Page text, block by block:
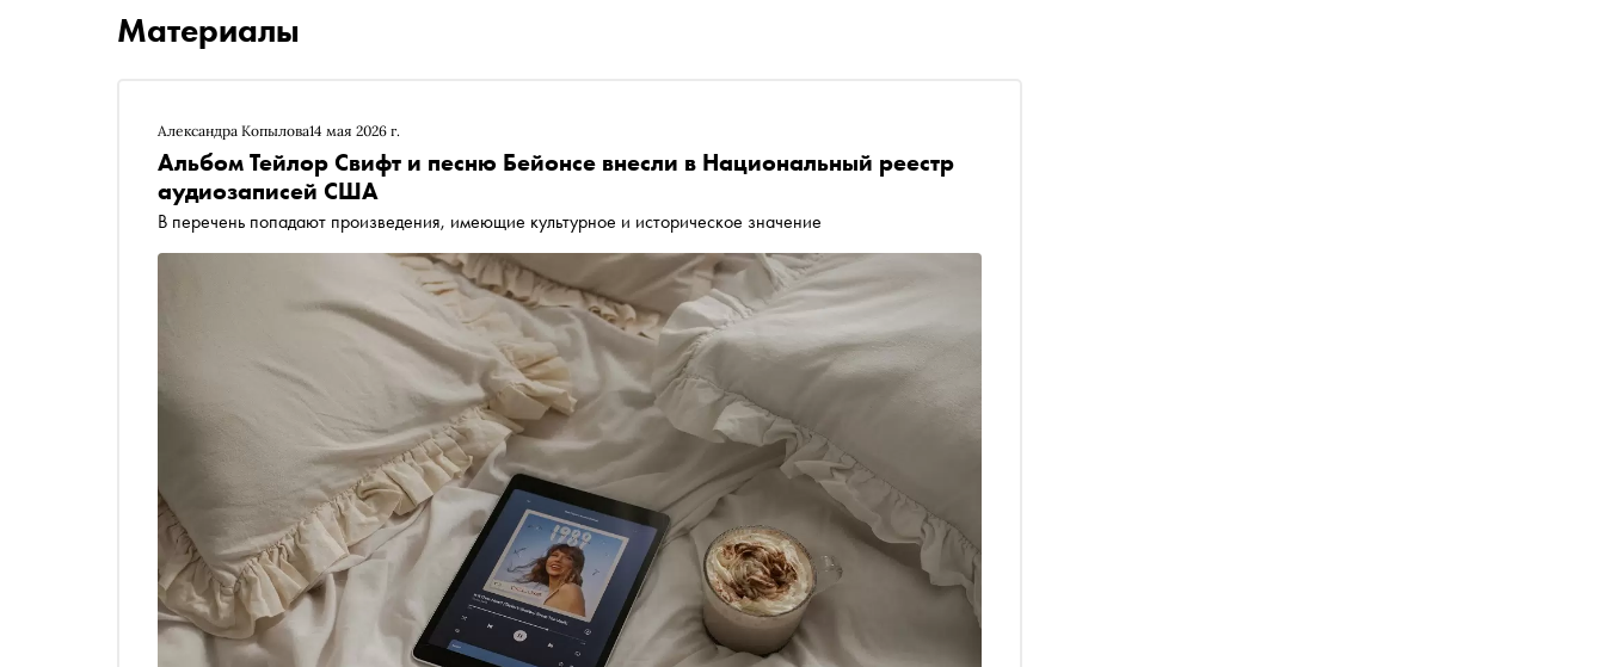
Материалы
Александра Копылова14 мая 2026 г.
Альбом Тейлор Свифт и песню Бейонсе внесли в Национальный реестр
аудиозаписей США
В перечень попадают произведения, имеющие культурное и историческое значение